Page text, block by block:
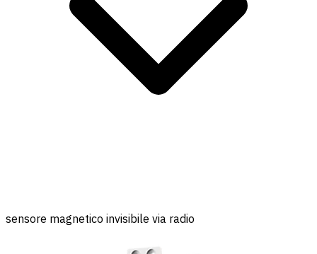
sensore magnetico invisibile via radio